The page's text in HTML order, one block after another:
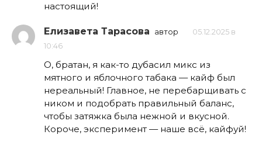
настоящий!
Елизавета Тарасова автор
05.12.2025 в
10:46
О, братан, я как-то дубасил микс из
мятного и яблочного табака — кайф был
нереальный! Главное, не перебарщивать с
ником и подобрать правильный баланс,
чтобы затяжка была нежной и вкусной.
Короче, эксперимент — наше всё, кайфуй!